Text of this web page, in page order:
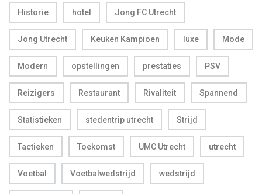
Historie hotel Jong FC Utrecht
Jong Utrecht Keuken Kampioen luxe Mode
Modern opstellingen prestaties PSV
Reizigers Restaurant Rivaliteit Spannend
Statistieken stedentrip utrecht Strijd
Tactieken Toekomst UMC Utrecht utrecht
Voetbal Voetbalwedstrijd wedstrijd